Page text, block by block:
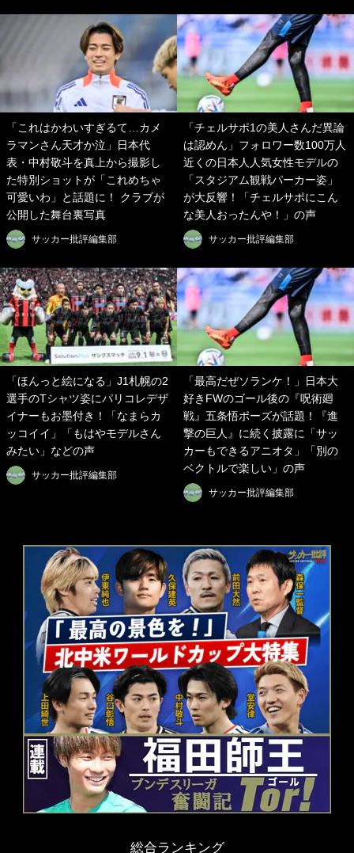
「これはかわいすぎるて…カメ
ラマンさん天才か泣」日本代
表・中村敬斗を真上から撮影し
た特別ショットが「これめちゃ
可愛いわ」と話題に！ クラブが
公開した舞台裏写真
サッカー批評編集部
「チェルサポ1の美人さんだ異論
は認めん」フォロワー数100万人
近くの日本人人気女性モデルの
「スタジアム観戦パーカー姿」
が大反響！「チェルサポにこん
な美人おったんや！」の声
サッカー批評編集部
「ほんっと絵になる」J1札幌の2
選手のTシャツ姿にパリコレデザ
イナーもお墨付き！「なまらカ
ッコイイ」「もはやモデルさん
みたい」などの声
サッカー批評編集部
「最高だぜソランケ！」日本大
好きFWのゴール後の『呪術廻
戦』五条悟ポーズが話題！『進
撃の巨人』に続く披露に「サッ
カーもできるアニオタ」「別の
ベクトルで楽しい」の声
サッカー批評編集部
総合ランキング